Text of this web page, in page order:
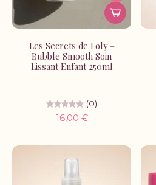
Les Secrets de Loly –
Bubble Smooth Soin
Lissant Enfant 250ml
(0)
16,00 €